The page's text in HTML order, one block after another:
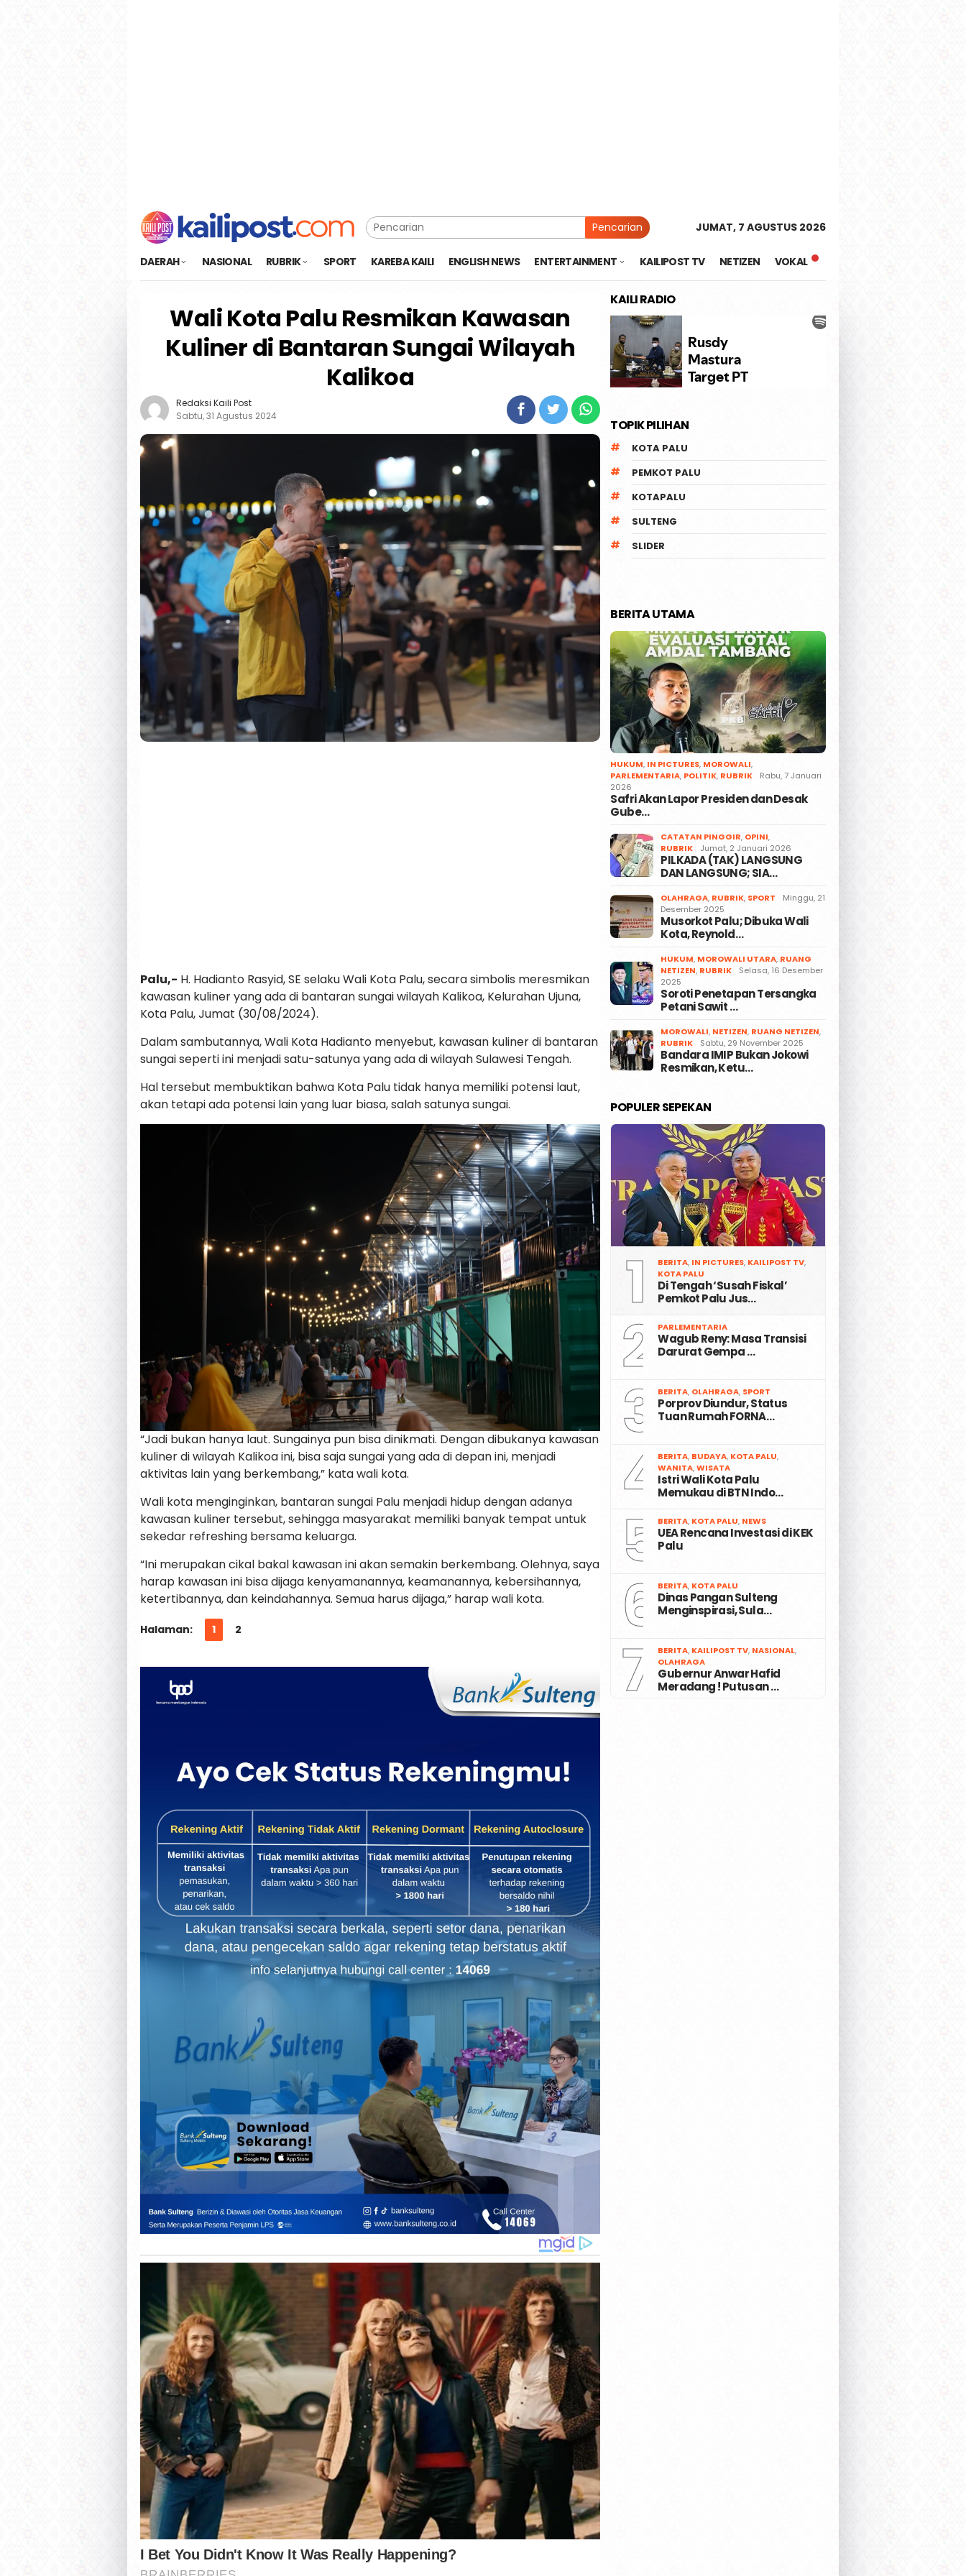
Pencarian JUMAT, 7 AGUSTUS 2026
DAERAH NASIONAL RUBRIK SPORT KAREBA KAILI ENGLISH NEWS ENTERTAINMENT KAILIPOST TV NETIZEN VOKAL
Wali Kota Palu Resmikan Kawasan
Kuliner di Bantaran Sungai Wilayah
Kalikoa
Redaksi Kaili Post
Sabtu, 31 Agustus 2024
Palu,- H. Hadianto Rasyid, SE selaku Wali Kota Palu, secara simbolis meresmikan
kawasan kuliner yang ada di bantaran sungai wilayah Kalikoa, Kelurahan Ujuna,
Kota Palu, Jumat (30/08/2024).
Dalam sambutannya, Wali Kota Hadianto menyebut, kawasan kuliner di bantaran
sungai seperti ini menjadi satu-satunya yang ada di wilayah Sulawesi Tengah.
Hal tersebut membuktikan bahwa Kota Palu tidak hanya memiliki potensi laut,
akan tetapi ada potensi lain yang luar biasa, salah satunya sungai.
“Jadi bukan hanya laut. Sungainya pun bisa dinikmati. Dengan dibukanya kawasan
kuliner di wilayah Kalikoa ini, bisa saja sungai yang ada di depan ini, menjadi
aktivitas lain yang berkembang,” kata wali kota.
Wali kota menginginkan, bantaran sungai Palu menjadi hidup dengan adanya
kawasan kuliner tersebut, sehingga masyarakat memiliki banyak tempat untuk
sekedar refreshing bersama keluarga.
“Ini merupakan cikal bakal kawasan ini akan semakin berkembang. Olehnya, saya
harap kawasan ini bisa dijaga kenyamanannya, keamanannya, kebersihannya,
ketertibannya, dan keindahannya. Semua harus dijaga,” harap wali kota.
Halaman: 1 2
KAILI RADIO
TOPIK PILIHAN
KOTA PALU
PEMKOT PALU
KOTAPALU
SULTENG
SLIDER
BERITA UTAMA
HUKUM, IN PICTURES, MOROWALI,
PARLEMENTARIA, POLITIK, RUBRIK
Rabu, 7 Januari
2026
Safri Akan Lapor Presiden dan Desak
Gube…
CATATAN PINGGIR, OPINI,
RUBRIK
Jumat, 2 Januari 2026
PILKADA (TAK) LANGSUNG
DAN LANGSUNG; SIA…
OLAHRAGA, RUBRIK, SPORT
Minggu, 21
Desember 2025
Musorkot Palu; Dibuka Wali
Kota, Reynold…
HUKUM, MOROWALI UTARA, RUANG
NETIZEN, RUBRIK
Selasa, 16 Desember
2025
Soroti Penetapan Tersangka
Petani Sawit …
MOROWALI, NETIZEN, RUANG NETIZEN,
RUBRIK
Sabtu, 29 November 2025
Bandara IMIP Bukan Jokowi
Resmikan, Ketu…
POPULER SEPEKAN
1 BERITA, IN PICTURES, KAILIPOST TV,
KOTA PALU
Di Tengah ‘Susah Fiskal’
Pemkot Palu Jus…
2 PARLEMENTARIA
Wagub Reny: Masa Transisi
Darurat Gempa …
3 BERITA, OLAHRAGA, SPORT
Porprov Diundur, Status
Tuan Rumah FORNA…
4BERITA, BUDAYA, KOTA PALU,
WANITA,WISATA
Istri Wali Kota Palu
Memukau di BTN Indo…
5 BERITA, KOTA PALU, NEWS
UEA Rencana Investasi di KEK
Palu
6 BERITA, KOTA PALU
Dinas Pangan Sulteng
Menginspirasi, Sula…
7 BERITA, KAILIPOST TV, NASIONAL,
OLAHRAGA
Gubernur Anwar Hafid
Meradang ! Putusan …